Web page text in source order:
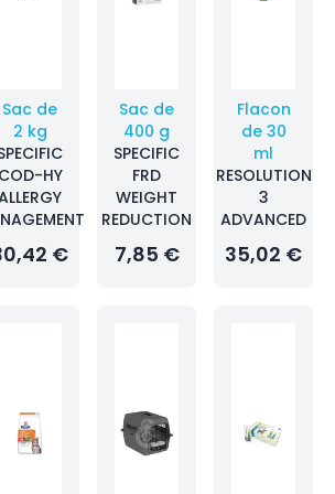
Sac de
2 kg
COD-HY
€
Sac de
400 g
SPECIFIC
FRD
WEIGHT
REDUCTION
7,85 €
Flacon
de 30
ml
RESOLUTION
3
ADVANCED
35,02 €